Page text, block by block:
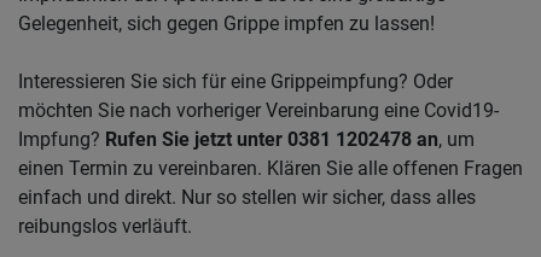
Gelegenheit, sich gegen Grippe impfen zu lassen!
Interessieren Sie sich für eine Grippeimpfung? Oder
möchten Sie nach vorheriger Vereinbarung eine Covid19-
Impfung? Rufen Sie jetzt unter 0381 1202478 an, um
einen Termin zu vereinbaren. Klären Sie alle offenen Fragen
einfach und direkt. Nur so stellen wir sicher, dass alles
reibungslos verläuft.